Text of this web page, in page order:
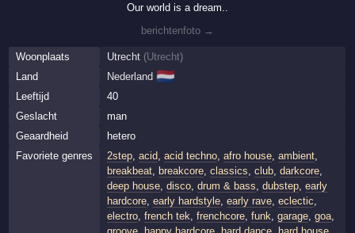
Our world is a dream..
berichtenfoto →
Woonplaats Utrecht (Utrecht)
Land
Nederland 🇳🇱
Leeftijd
40
Geslacht
man
Geaardheid
hetero
Favoriete genres
2step, acid, acid techno, afro house, ambient,
breakbeat, breakcore, classics, club, darkcore,
deep house, disco, drum & bass, dubstep, early
hardcore, early hardstyle, early rave, eclectic,
electro, french tek, frenchcore, funk, garage, goa,